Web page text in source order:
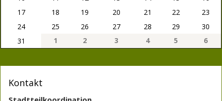
17
18 19 20 21 22
23
24
25 26 27 28 29
30
31
1 2 3 4 5 6
Kontakt